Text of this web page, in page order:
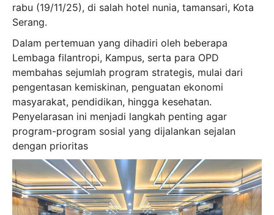
rabu (19/11/25), di salah hotel nunia, tamansari, Kota
Serang.
Dalam pertemuan yang dihadiri oleh beberapa
Lembaga filantropi, Kampus, serta para OPD
membahas sejumlah program strategis, mulai dari
pengentasan kemiskinan, penguatan ekonomi
masyarakat, pendidikan, hingga kesehatan.
Penyelarasan ini menjadi langkah penting agar
program-program sosial yang dijalankan sejalan
dengan prioritas